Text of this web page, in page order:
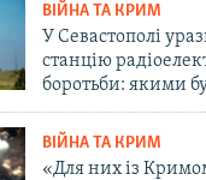
ВІЙНА ТА КРИМ
У Севастополі
станцію
боротьби: якими
ВІЙНА ТА КРИМ
«Для них із